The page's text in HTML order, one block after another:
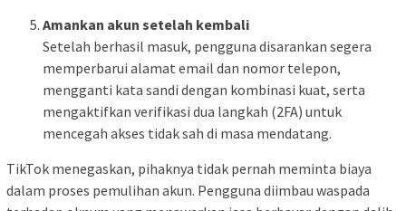
Amankan akun setelah kembali
Setelah berhasil masuk, pengguna disarankan segera
memperbarui alamat email dan nomor telepon,
mengganti kata sandi dengan kombinasi kuat, serta
mengaktifkan verifikasi dua langkah (2FA) untuk
mencegah akses tidak sah di masa mendatang.
TikTok menegaskan, pihaknya tidak pernah meminta biaya
dalam proses pemulihan akun. Pengguna diimbau waspada